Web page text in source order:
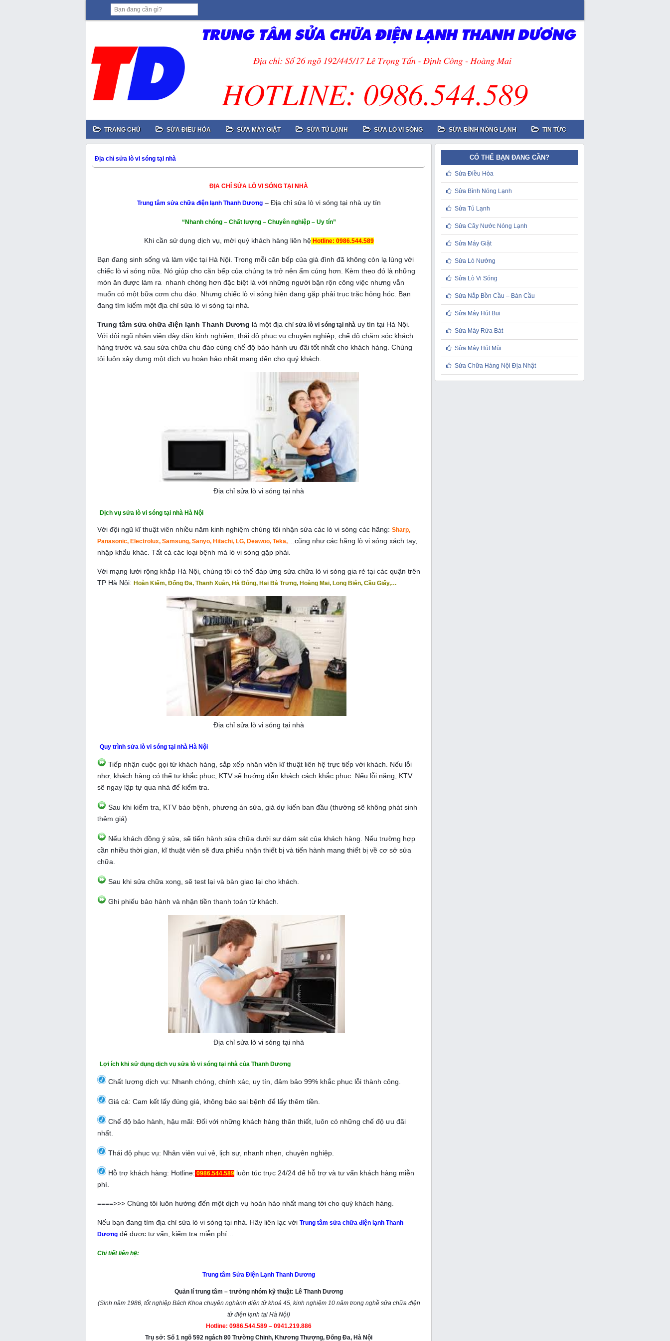
TRANG CHỦ SỬA ĐIỀU HÒA SỬA MÁY GIẶT SỬA TỦ LẠNH SỬA LÒ VI SÓNG SỬA BÌNH NÓNG LẠNH TIN TỨC
Địa chỉ sửa lò vi sóng tại nhà
ĐỊA CHỈ SỬA LÒ VI SÓNG TẠI NHÀ
Trung tâm sửa chữa điện lạnh Thanh Dương– Địa chỉ sửa lò vi sóng tại nhà uy tín
“Nhanh chóng – Chất lượng – Chuyên nghiệp – Uy tín”
Khi cần sử dụng dịch vụ, mời quý khách hàng liên hệ Hotline: 0986.544.589
Bạn đang sinh sống và làm việc tại Hà Nội. Trong mỗi căn bếp của già đình đã không còn lạ lùng với
chiếc lò vi sóng nữa. Nó giúp cho căn bếp của chúng ta trở nên ấm cúng hơn. Kèm theo đó là những
món ăn được làm ra nhanh chóng hơn đặc biệt là với những người bận rộn công việc nhưng vẫn
muốn có một bữa cơm chu đáo. Nhưng chiếc lò vi sóng hiện đang gặp phải trục trặc hỏng hóc. Bạn
đang tìm kiếm một địa chỉ sửa lò vi sóng tại nhà.
Trung tâm sửa chữa điện lạnh Thanh Dương là một địa chỉ sửa lò vi sóng tại nhà uy tín tại Hà Nội.
Với đội ngũ nhân viên dày dặn kinh nghiệm, thái độ phục vụ chuyên nghiệp, chế độ chăm sóc khách
hàng trước và sau sửa chữa chu đáo cùng chế độ bảo hành ưu đãi tốt nhất cho khách hàng. Chúng
tôi luôn xây dựng một dịch vụ hoàn hảo nhất mang đến cho quý khách.
Địa chỉ sửa lò vi sóng tại nhà
Dịch vụ sửa lò vi sóng tại nhà Hà Nội
Với đội ngũ kĩ thuật viên nhiều năm kinh nghiệm chúng tôi nhận sửa các lò vi sóng các hãng: Sharp,
Panasonic, Electrolux, Samsung, Sanyo, Hitachi, LG, Deawoo, Teka, …cũng như các hãng lò vi sóng xách tay,
nhập khẩu khác. Tất cả các loại bệnh mà lò vi sóng gặp phải.
Với mạng lưới rộng khắp Hà Nội, chúng tôi có thể đáp ứng sửa chữa lò vi sóng gia rẻ tại các quận trên
TP Hà Nội: Hoàn Kiếm, Đống Đa, Thanh Xuân, Hà Đông, Hai Bà Trưng, Hoàng Mai, Long Biên, Cầu Giấy,…
Địa chỉ sửa lò vi sóng tại nhà
Quy trình sửa lò vi sóng tại nhà Hà Nội
Tiếp nhận cuộc gọi từ khách hàng, sắp xếp nhân viên kĩ thuật liên hệ trực tiếp với khách. Nếu lỗi
nhơ, khách hàng có thể tự khắc phục, KTV sẽ hướng dẫn khách cách khắc phục. Nếu lỗi nặng, KTV
sẽ ngay lập tự qua nhà để kiểm tra.
Sau khi kiểm tra, KTV báo bệnh, phương án sửa, giá dự kiến ban đầu (thường sẽ không phát sinh
thêm giá)
Nếu khách đồng ý sửa, sẽ tiến hành sửa chữa dưới sự dám sát của khách hàng. Nếu trường hợp
cần nhiều thời gian, kĩ thuật viên sẽ đưa phiếu nhận thiết bị và tiến hành mang thiết bị về cơ sở sửa
chữa.
Sau khi sửa chữa xong, sẽ test lại và bàn giao lại cho khách.
Ghi phiếu bảo hành và nhận tiền thanh toán từ khách.
Địa chỉ sửa lò vi sóng tại nhà
Lợi ích khi sử dụng dịch vụ sửa lò vi sóng tại nhà của Thanh Dương
Chất lượng dịch vụ: Nhanh chóng, chính xác, uy tín, đảm bảo 99% khắc phục lỗi thành công.
Giá cả: Cam kết lấy đúng giá, không báo sai bệnh để lấy thêm tiền.
Chế độ bảo hành, hậu mãi: Đối với những khách hàng thân thiết, luôn có những chế độ ưu đãi
nhất.
Thái độ phục vụ: Nhân viên vui vẻ, lịch sự, nhanh nhẹn, chuyên nghiệp.
Hỗ trợ khách hàng: Hotline: 0986.544.589 luôn túc trực 24/24 để hỗ trợ và tư vấn khách hàng miễn
phí.
====>>> Chúng tôi luôn hướng đến một dịch vụ hoàn hảo nhất mang tới cho quý khách hàng.
Nếu bạn đang tìm địa chỉ sửa lò vi sóng tại nhà. Hãy liên lạc với Trung tâm sửa chữa điện lạnh Thanh
Dương để được tư vấn, kiểm tra miễn phí…
Chi tiết liên hệ:
Trung tâm Sửa Điện Lạnh Thanh Dương
Quản lí trung tâm – trưởng nhóm kỹ thuật: Lê Thanh Dương
(Sinh năm 1986, tốt nghiệp Bách Khoa chuyên nghành điện tử khoá 45, kinh nghiệm 10 năm trong nghề sửa chữa điện
tử điện lạnh tại Hà Nội)
Hotline: 0986.544.589 – 0941.219.886
Trụ sở: Số 1 ngõ 592 ngách 80 Trường Chinh, Khương Thượng, Đống Đa, Hà Nội
CÓ THỂ BẠN ĐANG CẦN?
Sửa Điều Hòa
Sửa Bình Nóng Lạnh
Sửa Tủ Lạnh
Sửa Cây Nước Nóng Lạnh
Sửa Máy Giặt
Sửa Lò Nướng
Sửa Lò Vi Sóng
Sửa Nắp Bồn Cầu – Bàn Cầu
Sửa Máy Hút Bụi
Sửa Máy Rửa Bát
Sửa Máy Hút Mùi
Sửa Chữa Hàng Nội Địa Nhật